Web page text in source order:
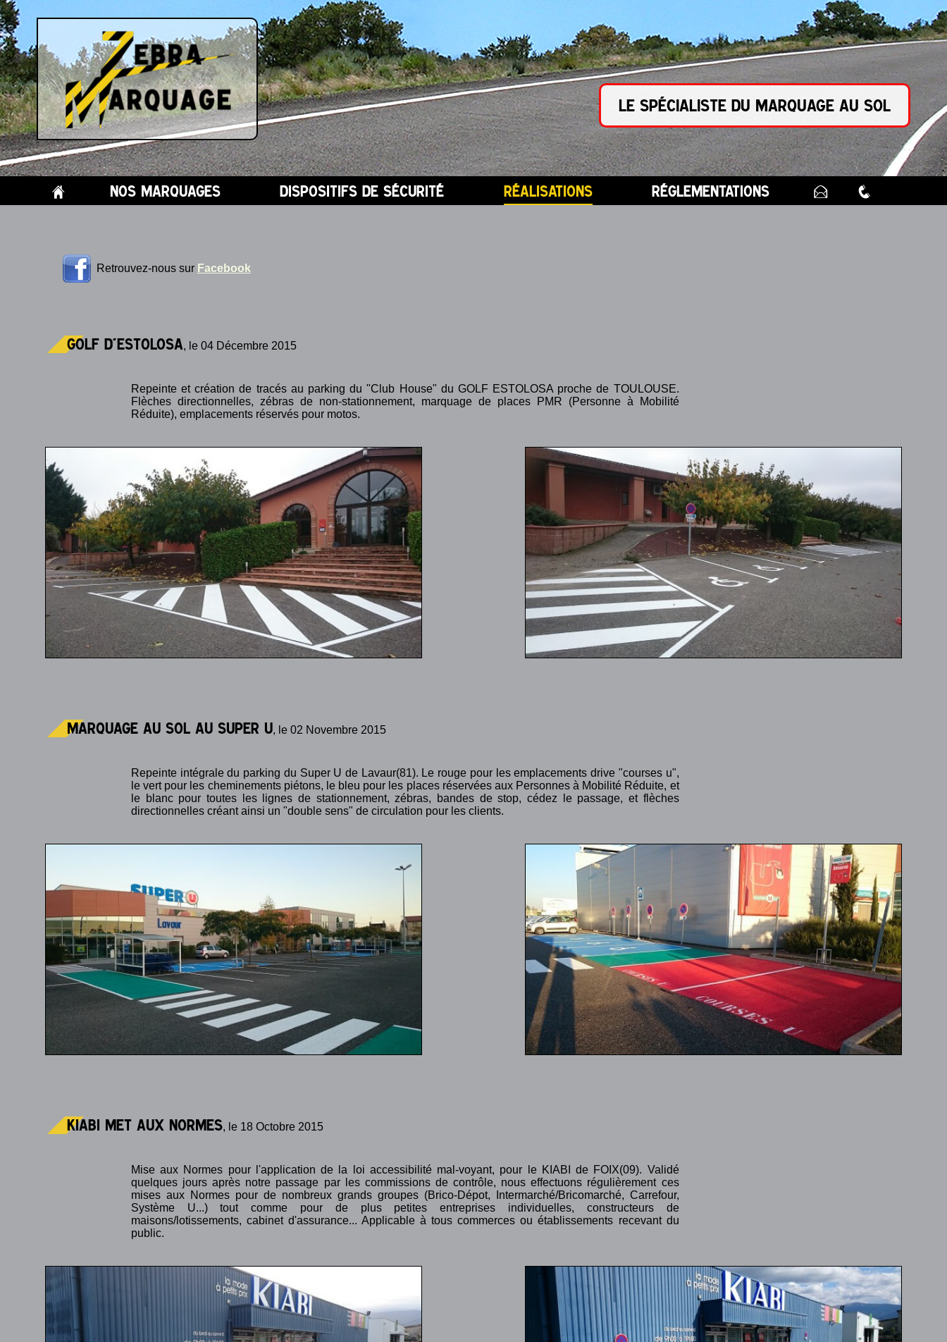
Le spécialiste du marquage au sol
H nos marquages dispositifs de sécurité réalisations réglementations E q
Retrouvez-nous sur Facebook
GOLF D'ESTOLOSA, le 04 Décembre 2015
Repeinte et création de tracés au parking du "Club House" du GOLF ESTOLOSA proche de TOULOUSE.
Flèches directionnelles, zébras de non-stationnement, marquage de places PMR (Personne à Mobilité
Réduite), emplacements réservés pour motos.
Marquage au sol au Super U, le 02 Novembre 2015
Repeinte intégrale du parking du Super U de Lavaur(81). Le rouge pour les emplacements drive "courses u",
le vert pour les cheminements piétons, le bleu pour les places réservées aux Personnes à Mobilité Réduite, et
le blanc pour toutes les lignes de stationnement, zébras, bandes de stop, cédez le passage, et flèches
directionnelles créant ainsi un "double sens" de circulation pour les clients.
KIABI met aux Normes, le 18 Octobre 2015
Mise aux Normes pour l'application de la loi accessibilité mal-voyant, pour le KIABI de FOIX(09). Validé
quelques jours après notre passage par les commissions de contrôle, nous effectuons régulièrement ces
mises aux Normes pour de nombreux grands groupes (Brico-Dépot, Intermarché/Bricomarché, Carrefour,
Système U...) tout comme pour de plus petites entreprises individuelles, constructeurs de
maisons/lotissements, cabinet d'assurance... Applicable à tous commerces ou établissements recevant du
public.